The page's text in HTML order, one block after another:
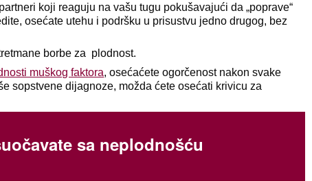
koji reaguju na vašu tugu pokušavajući da „poprave“
osećate utehu i podršku u prisustvu jedno drugog, bez
borbe za plodnost.
muškog faktora, osećaćete ogorčenost nakon svake
sopstvene dijagnoze, možda ćete osećati krivicu za
sa neplodnošću